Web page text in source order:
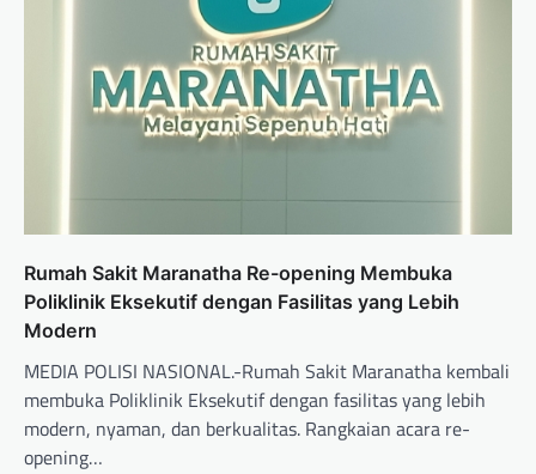
Rumah Sakit Maranatha Re-opening Membuka
Poliklinik Eksekutif dengan Fasilitas yang Lebih
Modern
MEDIA POLISI NASIONAL.-Rumah Sakit Maranatha kembali
membuka Poliklinik Eksekutif dengan fasilitas yang lebih
modern, nyaman, dan berkualitas. Rangkaian acara re-
opening…